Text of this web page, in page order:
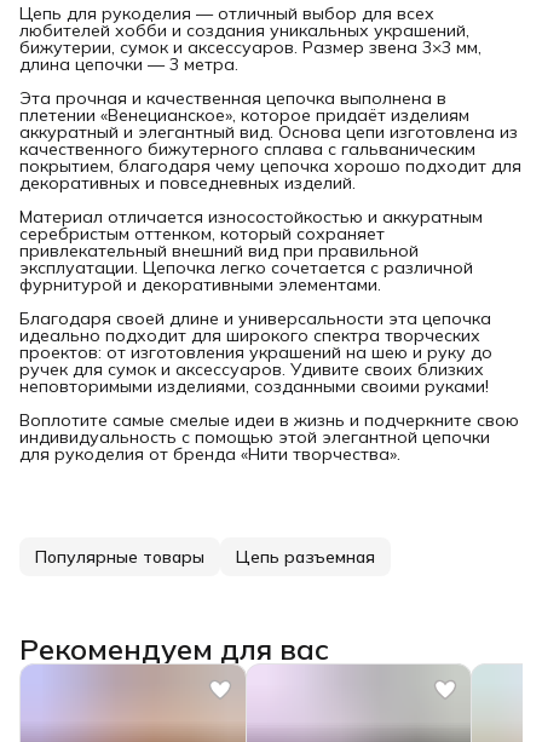
Цепь для рукоделия — отличный выбор для всех
любителей хобби и создания уникальных украшений,
бижутерии, сумок и аксессуаров. Размер звена 3×3 мм,
длина цепочки — 3 метра.
Эта прочная и качественная цепочка выполнена в
плетении «Венецианское», которое придаёт изделиям
аккуратный и элегантный вид. Основа цепи изготовлена из
качественного бижутерного сплава с гальваническим
покрытием, благодаря чему цепочка хорошо подходит для
декоративных и повседневных изделий.
Материал отличается износостойкостью и аккуратным
серебристым оттенком, который сохраняет
привлекательный внешний вид при правильной
эксплуатации. Цепочка легко сочетается с различной
фурнитурой и декоративными элементами.
Благодаря своей длине и универсальности эта цепочка
идеально подходит для широкого спектра творческих
проектов: от изготовления украшений на шею и руку до
ручек для сумок и аксессуаров. Удивите своих близких
неповторимыми изделиями, созданными своими руками!
Воплотите самые смелые идеи в жизнь и подчеркните свою
индивидуальность с помощью этой элегантной цепочки
для рукоделия от бренда «Нити творчества».
Популярные товары Цепь разъемная
Рекомендуем для вас